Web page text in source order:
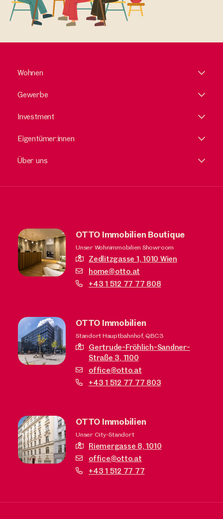
Wohnen
Gewerbe
Investment
Eigentümer:innen
Über uns
OTTO Immobilien Boutique
Unser Wohnimmobilien Showroom
Zedlitzgasse 1,1010 Wien
home@otto.at
+43 1 512 77 77 808
OTTO Immobilien
Standort Hauptbahnhof, QBC3
Gertrude-Fröhlich-Sandner-
Straße 3, 1100
office@otto.at
+43 1 512 77 77 803
OTTO Immobilien
Unser City-Standort
Riemergasse 8,1010
office@otto.at
+43 1 512 77 77